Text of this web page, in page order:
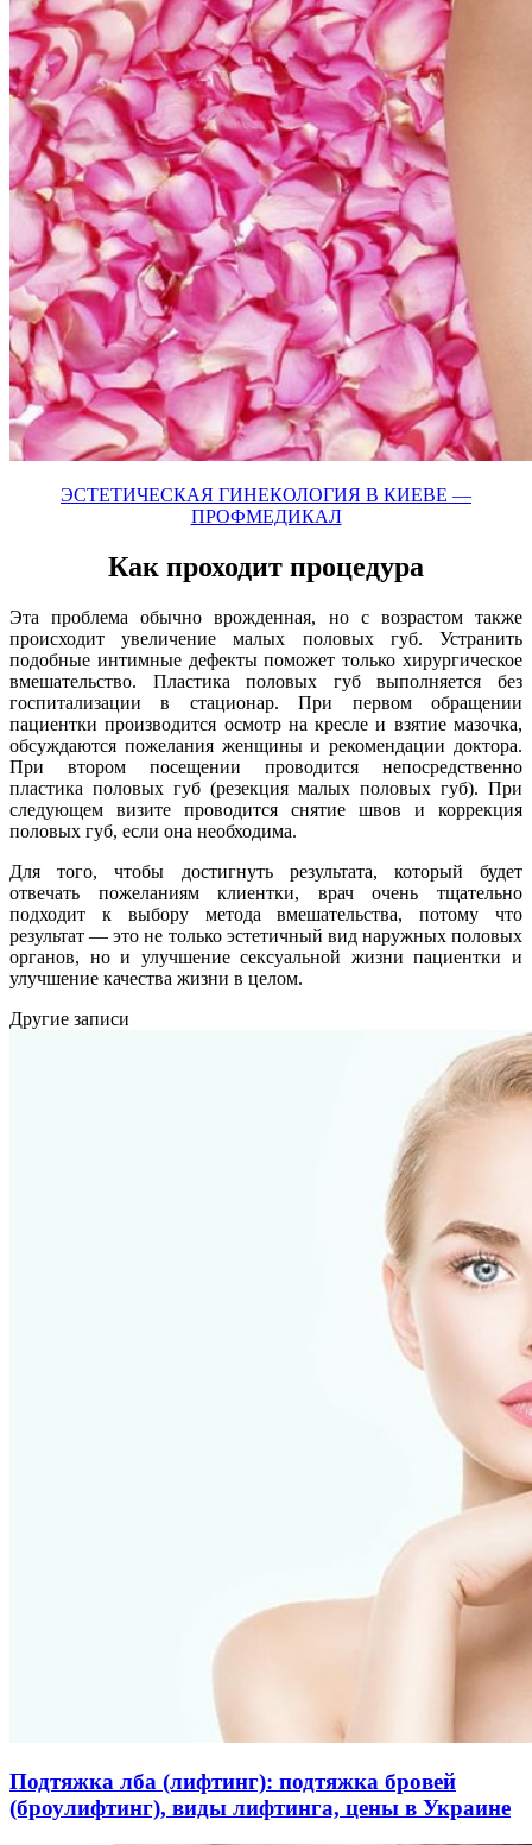
ЭСТЕТИЧЕСКАЯ ГИНЕКОЛОГИЯ В КИЕВЕ —
ПРОФМЕДИКАЛ
Как проходит процедура
Эта проблема обычно врожденная, но с возрастом также
происходит увеличение малых половых губ. Устранить
подобные интимные дефекты поможет только хирургическое
вмешательство. Пластика половых губ выполняется без
госпитализации в стационар. При первом обращении
пациентки производится осмотр на кресле и взятие мазочка,
обсуждаются пожелания женщины и рекомендации доктора.
При втором посещении проводится непосредственно
пластика половых губ (резекция малых половых губ). При
следующем визите проводится снятие швов и коррекция
половых губ, если она необходима.
Для того, чтобы достигнуть результата, который будет
отвечать пожеланиям клиентки, врач очень тщательно
подходит к выбору метода вмешательства, потому что
результат — это не только эстетичный вид наружных половых
органов, но и улучшение сексуальной жизни пациентки и
улучшение качества жизни в целом.
Другие записи
Подтяжка лба (лифтинг): подтяжка бровей
(броулифтинг), виды лифтинга, цены в Украине